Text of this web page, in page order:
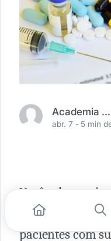
Academia Médica
abr. 7 - 5 min
Você sabe quais
brasileiras para
pacientes com